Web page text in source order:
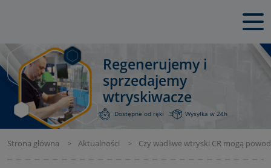
Regenerujemy i
sprzedajemy
wtryskiwacze
Dostępne od ręki Wysyłka w 24h
Strona główna Aktualności Czy wadliwe wtryski CR mogą